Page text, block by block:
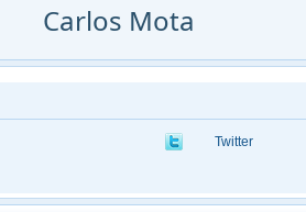
Carlos Mota
Twitter